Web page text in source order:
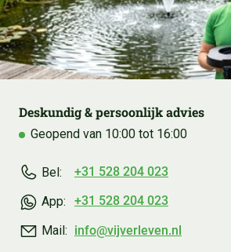
Deskundig & persoonlijk advies
Geopend van 10:00 tot 16:00
Bel: +31 528 204 023
App: +31 528 204 023
Mail: info@vijverleven.nl